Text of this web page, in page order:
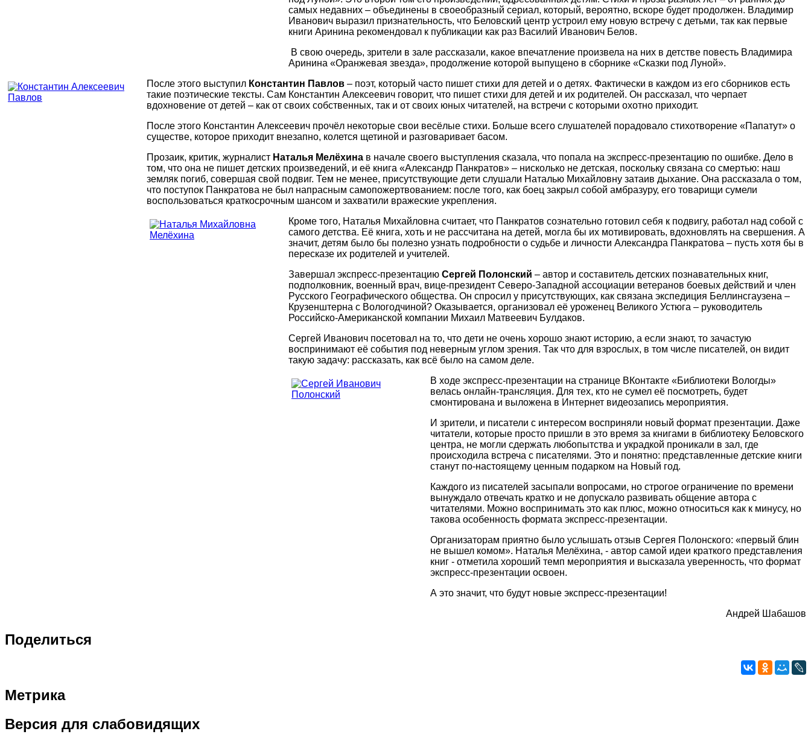
самых недавних – объединены в своеобразный сериал, который, вероятно, вскоре будет продолжен. Владимир
Иванович выразил признательность, что Беловский центр устроил ему новую встречу с детьми, так как первые
книги Аринина рекомендовал к публикации как раз Василий Иванович Белов.
В свою очередь, зрители в зале рассказали, какое впечатление произвела на них в детстве повесть Владимира
Аринина «Оранжевая звезда», продолжение которой выпущено в сборнике «Сказки под Луной».
После этого выступил Константин Павлов – поэт, который часто пишет стихи для детей и о детях. Фактически в каждом из его сборников есть
такие поэтические тексты. Сам Константин Алексеевич говорит, что пишет стихи для детей и их родителей. Он рассказал, что черпает
вдохновение от детей – как от своих собственных, так и от своих юных читателей, на встречи с которыми охотно приходит.
После этого Константин Алексеевич прочёл некоторые свои весёлые стихи. Больше всего слушателей порадовало стихотворение «Папатут» о
существе, которое приходит внезапно, колется щетиной и разговаривает басом.
Прозаик, критик, журналист Наталья Мелёхина в начале своего выступления сказала, что попала на экспресс-презентацию по ошибке. Дело в
том, что она не пишет детских произведений, и её книга «Александр Панкратов» – нисколько не детская, поскольку связана со смертью: наш
земляк погиб, совершая свой подвиг. Тем не менее, присутствующие дети слушали Наталью Михайловну затаив дыхание. Она рассказала о том,
что поступок Панкратова не был напрасным самопожертвованием: после того, как боец закрыл собой амбразуру, его товарищи сумели
воспользоваться краткосрочным шансом и захватили вражеские укрепления.
Кроме того, Наталья Михайловна считает, что Панкратов сознательно готовил себя к подвигу, работал над собой с
самого детства. Её книга, хоть и не рассчитана на детей, могла бы их мотивировать, вдохновлять на свершения. А
значит, детям было бы полезно узнать подробности о судьбе и личности Александра Панкратова – пусть хотя бы в
пересказе их родителей и учителей.
Завершал экспресс-презентацию Сергей Полонский – автор и составитель детских познавательных книг,
подполковник, военный врач, вице-президент Северо-Западной ассоциации ветеранов боевых действий и член
Русского Географического общества. Он спросил у присутствующих, как связана экспедиция Беллинсгаузена –
Крузенштерна с Вологодчиной? Оказывается, организовал её уроженец Великого Устюга – руководитель
Российско-Американской компании Михаил Матвеевич Булдаков.
Сергей Иванович посетовал на то, что дети не очень хорошо знают историю, а если знают, то зачастую
воспринимают её события под неверным углом зрения. Так что для взрослых, в том числе писателей, он видит
такую задачу: рассказать, как всё было на самом деле.
В ходе экспресс-презентации на странице ВКонтакте «Библиотеки Вологды»
велась онлайн-трансляция. Для тех, кто не сумел её посмотреть, будет
смонтирована и выложена в Интернет видеозапись мероприятия.
И зрители, и писатели с интересом восприняли новый формат презентации. Даже
читатели, которые просто пришли в это время за книгами в библиотеку Беловского
центра, не могли сдержать любопытства и украдкой проникали в зал, где
происходила встреча с писателями. Это и понятно: представленные детские книги
станут по-настоящему ценным подарком на Новый год.
Каждого из писателей засыпали вопросами, но строгое ограничение по времени
вынуждало отвечать кратко и не допускало развивать общение автора с
читателями. Можно воспринимать это как плюс, можно относиться как к минусу, но
такова особенность формата экспресс-презентации.
Организаторам приятно было услышать отзыв Сергея Полонского: «первый блин
не вышел комом». Наталья Мелёхина, - автор самой идеи краткого представления
книг - отметила хороший темп мероприятия и высказала уверенность, что формат
экспресс-презентации освоен.
А это значит, что будут новые экспресс-презентации!
Андрей Шабашов
Поделиться
Метрика
Версия для слабовидящих